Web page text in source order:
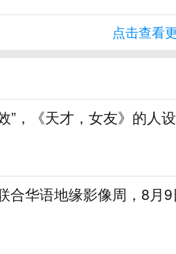
点击查看
”，《天才，女友》的人
合华语地缘影像周，8月